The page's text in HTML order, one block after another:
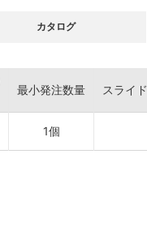
カタログ
最小発注数量 スライ
1個